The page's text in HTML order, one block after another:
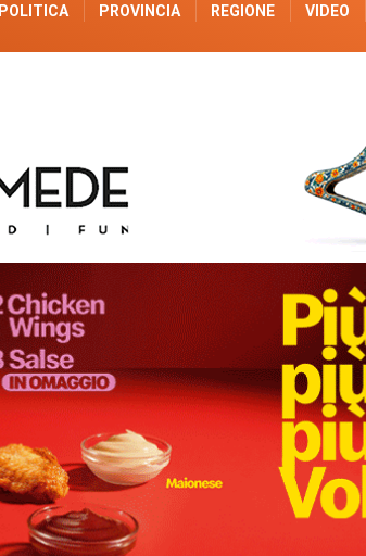
POLITICA PROVINCIA REGIONE VIDEO